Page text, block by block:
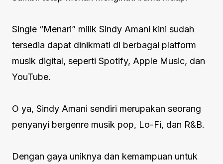
Single “Menari” milik Sindy Amani kini sudah
tersedia dapat dinikmati di berbagai platform
musik digital, seperti Spotify, Apple Music, dan
YouTube.
O ya, Sindy Amani sendiri merupakan seorang
penyanyi bergenre musik pop, Lo-Fi, dan R&B.
Dengan gaya uniknya dan kemampuan untuk